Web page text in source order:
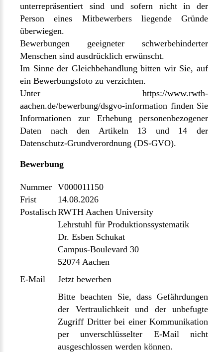
unterrepräsentiert sind und sofern nicht in der
Person eines Mitbewerbers liegende Gründe
überwiegen.
Bewerbungen geeigneter schwerbehinderter
Menschen sind ausdrücklich erwünscht.
Im Sinne der Gleichbehandlung bitten wir Sie, auf
ein Bewerbungsfoto zu verzichten.
Unter https://www.rwth-
aachen.de/bewerbung/dsgvo-information finden Sie
Informationen zur Erhebung personenbezogener
Daten nach den Artikeln 13 und 14 der
Datenschutz-Grundverordnung (DS-GVO).
Bewerbung
Nummer V000011150
Frist
14.08.2026
PostalischRWTH Aachen University
Lehrstuhl für Produktionssystematik
Dr. Esben Schukat
Campus-Boulevard 30
52074 Aachen
E-Mail
Jetzt bewerben
Bitte beachten Sie, dass Gefährdungen
der Vertraulichkeit und der unbefugte
Zugriff Dritter bei einer Kommunikation
per unverschlüsselter E-Mail nicht
ausgeschlossen werden können.